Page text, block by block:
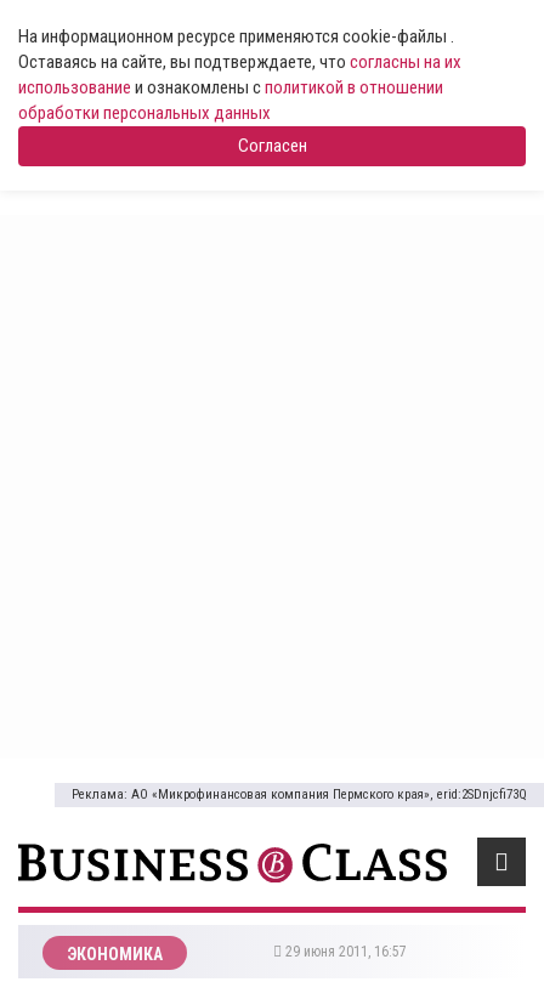
На информационном ресурсе применяются cookie-файлы .
Оставаясь на сайте, вы подтверждаете, что согласны на их
использование и ознакомлены сполитикой в отношении
обработки персональных данных
Согласен
Реклама: АО «Микрофинансовая компания Пермского края», erid:2SDnjcfi73Q
ЭКОНОМИКА 29 июня 2011, 16:57